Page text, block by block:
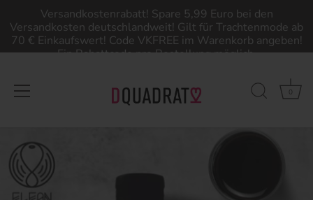
zum
Inhalt
Versandkostenrabatt! Spare 5,99 Euro bei den
Versandkosten deutschlandweit! Gilt für Trachtenmode ab
70 € Einkaufswert! Code VKFREE im Warenkorb angeben!
Ein Rabattcode pro Bestellung möglich.
0